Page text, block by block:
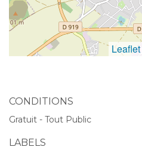
Leaflet
CONDITIONS
Gratuit - Tout Public
LABELS